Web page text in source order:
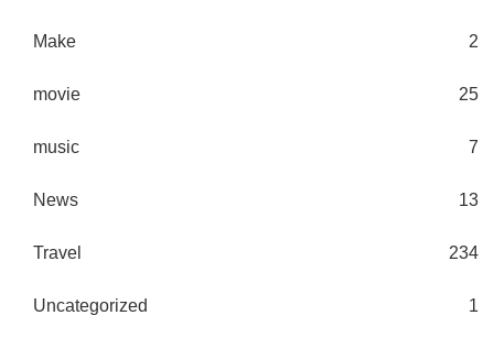
Make 2
movie 25
music 7
News 13
Travel 234
Uncategorized 1